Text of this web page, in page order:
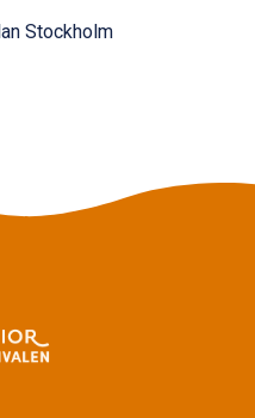
Stockholm